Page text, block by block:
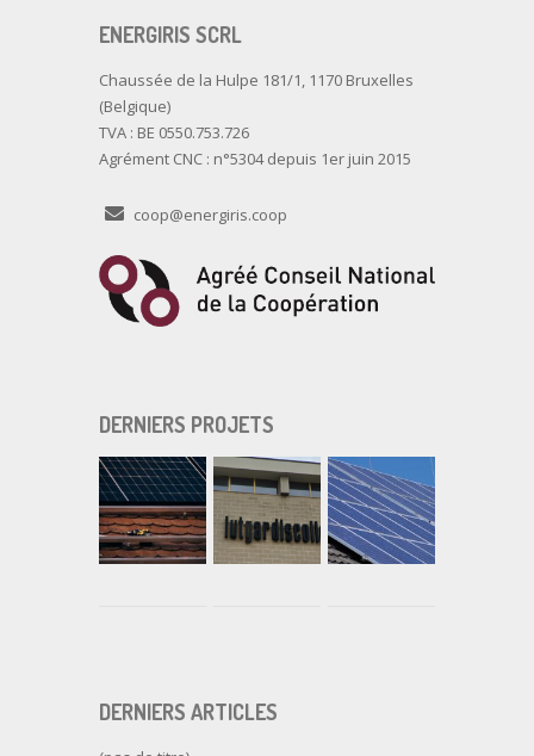
ENERGIRIS SCRL
Chaussée de la Hulpe 181/1, 1170 Bruxelles
(Belgique)
TVA : BE 0550.753.726
Agrément CNC : n°5304 depuis 1er juin 2015
coop@energiris.coop
DERNIERS PROJETS
DERNIERS ARTICLES